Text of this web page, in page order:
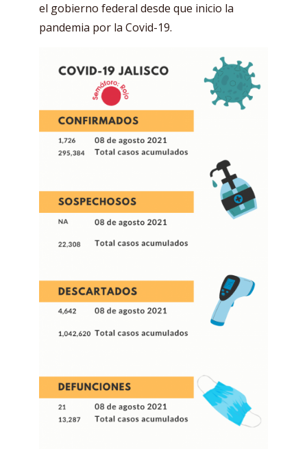
el gobierno federal desde que inicio la
pandemia por la Covid-19.